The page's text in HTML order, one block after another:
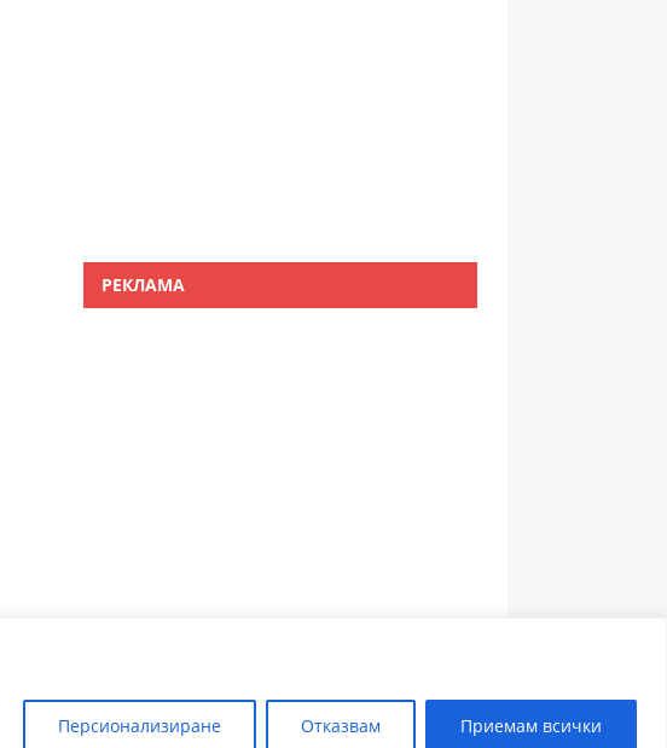
Персионализиране Отказвам Приемам всички
РЕКЛАМА
ЗЪБОЛЕКАР ПЛОВДИВ